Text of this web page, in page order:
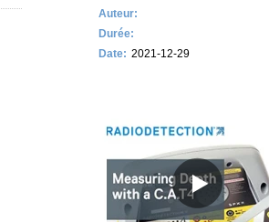
Auteur:
Durée:
Date: 2021-12-29